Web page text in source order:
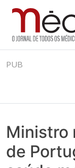
to
Jornal Médico
Médico – O
realmente
PUB
Ministro
de